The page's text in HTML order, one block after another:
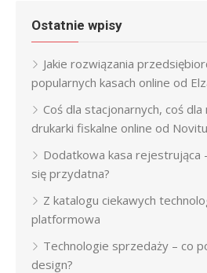
Ostatnie wpisy
Jakie rozwiązania
popularnych kasach online od
Coś dla stacjonarnych, coś dla
drukarki fiskalne online od
Dodatkowa kasa rejestrująca
się przydatna?
Z katalogu ciekawych
platformowa
Technologie sprzedaży – co
design?